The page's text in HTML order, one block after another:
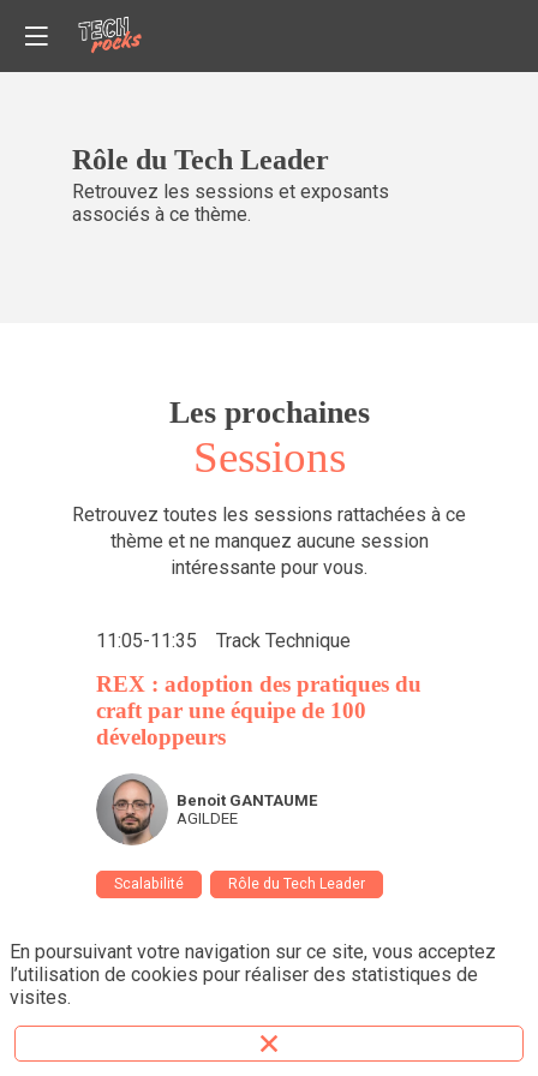
Rôle du Tech Leader
Retrouvez les sessions et exposants
associés à ce thème.
Les prochaines
Sessions
Retrouvez toutes les sessions rattachées à ce
thème et ne manquez aucune session
intéressante pour vous.
11:05-11:35 Track Technique
REX : adoption des pratiques du
craft par une équipe de 100
développeurs
BG Benoit GANTAUME
AGILDEE
Scalabilité Rôle du Tech Leader
Track Technique
En poursuivant votre navigation sur ce site, vous acceptez
l’utilisation de cookies pour réaliser des statistiques de
visites.